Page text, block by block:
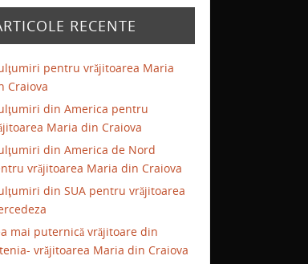
RECENTE
pentru vrăjitoarea Maria
Craiova
din America pentru
Maria din Craiova
din America de Nord
vrăjitoarea Maria din Craiova
din SUA pentru vrăjitoarea
mai puternică vrăjitoare din
vrăjitoarea Maria din Craiova